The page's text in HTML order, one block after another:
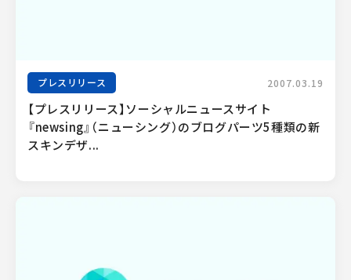
プレスリリース 2007.03.19
【プレスリリース】ソーシャルニュースサイト
『newsing』（ニューシング）のブログパーツ5種類の新
スキンデザ...